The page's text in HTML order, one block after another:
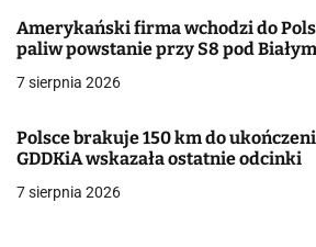
a
w
i
s
Amerykański firma wchodzi do
paliw powstanie przy S8 pod
7 sierpnia 2026
Polsce brakuje 150 km do
GDDKiA wskazała ostatnie odcinki
7 sierpnia 2026